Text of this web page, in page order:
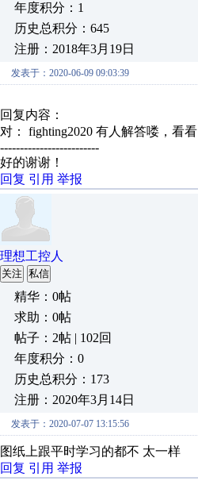
年度积分：1
历史总积分：645
注册：2018年3月19日
发表于：2020-06-09 09:03:39
回复内容：
对： fighting2020 有人解答喽，看看
-------------------------
好的谢谢！
回复 引用 举报
理想工控人
关注 私信
精华：0帖
求助：0帖
帖子：2帖 | 102回
年度积分：0
历史总积分：173
注册：2020年3月14日
发表于：2020-07-07 13:15:56
图纸上跟平时学习的都不 太一样
回复 引用 举报